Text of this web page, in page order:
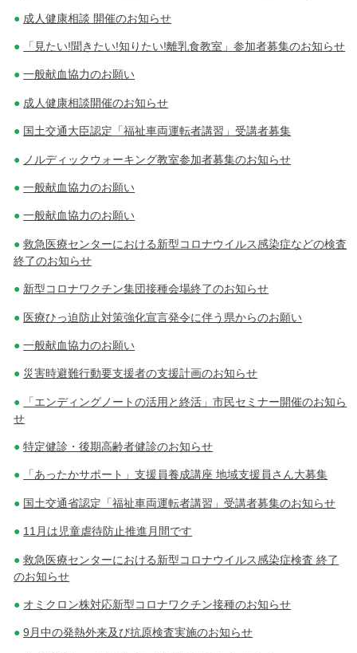
成人健康相談 開催のお知らせ
「見たい!聞きたい!知りたい!離乳食教室」参加者募集のお知らせ
一般献血協力のお願い
成人健康相談開催のお知らせ
国土交通大臣認定「福祉車両運転者講習」受講者募集
ノルディックウォーキング教室参加者募集のお知らせ
一般献血協力のお願い
一般献血協力のお願い
救急医療センターにおける新型コロナウイルス感染症などの検査
終了のお知らせ
新型コロナワクチン集団接種会場終了のお知らせ
医療ひっ迫防止対策強化宣言発令に伴う県からのお願い
一般献血協力のお願い
災害時避難行動要支援者の支援計画のお知らせ
「エンディングノートの活用と終活」市民セミナー開催のお知ら
せ
特定健診・後期高齢者健診のお知らせ
「あったかサポート」支援員養成講座 地域支援員さん大募集
国土交通省認定「福祉車両運転者講習」受講者募集のお知らせ
11月は児童虐待防止推進月間です
救急医療センターにおける新型コロナウイルス感染症検査 終了
のお知らせ
オミクロン株対応新型コロナワクチン接種のお知らせ
9月中の発熱外来及び抗原検査実施のお知らせ